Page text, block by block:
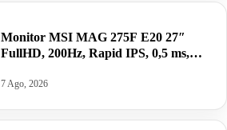
Monitor MSI MAG 275F E20 27″
FullHD, 200Hz, Rapid IPS, 0,5 ms,
7 Ago, 2026